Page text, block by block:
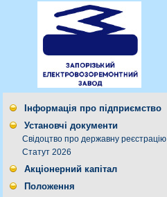
Інформація про підприємство
Установчі документи
Свідоцтво про державну реєстрацію
Статут 2026
Акціонерний капітал
Положення